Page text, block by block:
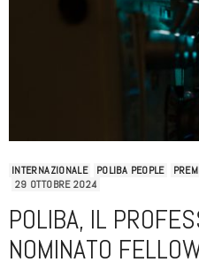
INTERNAZIONALE POLIBA PEOPLE
29 OTTOBRE 2024
POLIBA, IL
NOMINATO